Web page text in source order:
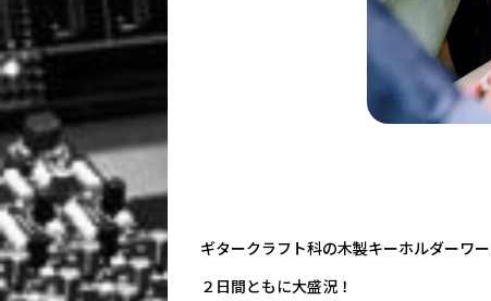
ギタークラフト科の木製キーホルダーワ
２日間ともに大盛況！